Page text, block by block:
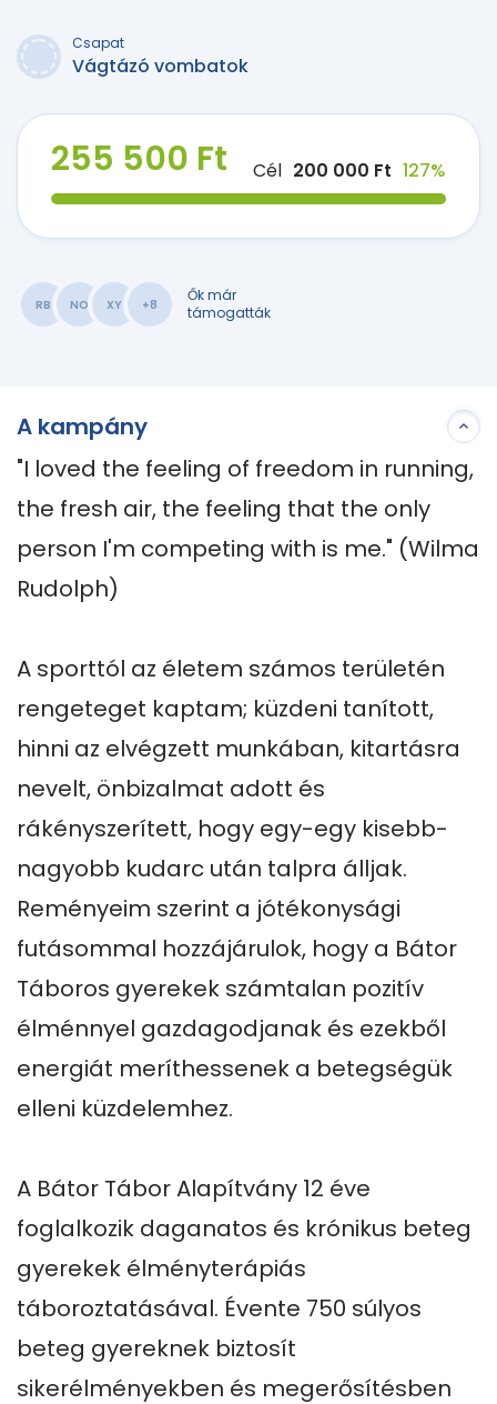
Csapat
Vágtázó vombatok
255 500 Ft Cél 200 000 Ft 127%
RB NO XY +8
Ők már
támogatták
A kampány
"I loved the feeling of freedom in running,
the fresh air, the feeling that the only
person I'm competing with is me." (Wilma
Rudolph)
A sporttól az életem számos területén
rengeteget kaptam; küzdeni tanított,
hinni az elvégzett munkában, kitartásra
nevelt, önbizalmat adott és
rákényszerített, hogy egy-egy kisebb-
nagyobb kudarc után talpra álljak.
Reményeim szerint a jótékonysági
futásommal hozzájárulok, hogy a Bátor
Táboros gyerekek számtalan pozitív
élménnyel gazdagodjanak és ezekből
energiát meríthessenek a betegségük
elleni küzdelemhez.
A Bátor Tábor Alapítvány 12 éve
foglalkozik daganatos és krónikus beteg
gyerekek élményterápiás
táboroztatásával. Évente 750 súlyos
beteg gyereknek biztosít
sikerélményekben és megerősítésben